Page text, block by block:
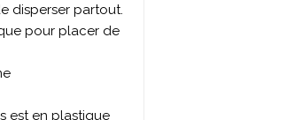
disperser partout.
pour placer de
est en plastique